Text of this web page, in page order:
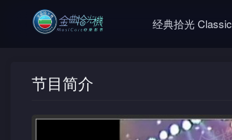
经典拾光 Classic
节目简介